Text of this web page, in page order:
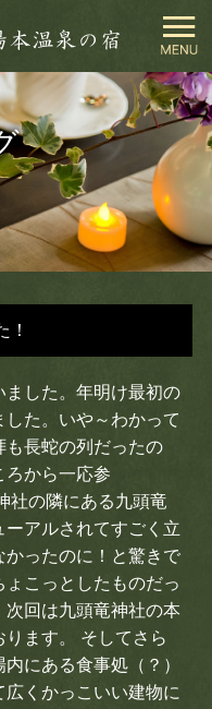
閉
じ
る
！
した。年明け最初の
た。いや～わかって
も長蛇の列だったの
ろから一応参
社の隣にある九頭竜
アルされてすごく立
ったのに！と驚きで
こっとしたものだっ
回は九頭竜神社の本
ます。 そしてさら
にある食事処（？）
くかっこいい建物に